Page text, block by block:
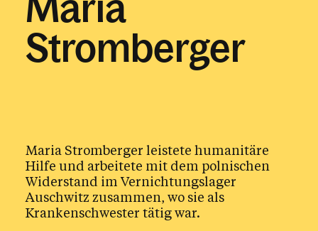
Glaube & Feste
Aktuelles
Kalender
Stromberger
Maria Stromberger leistete humanitäre
Hilfe und arbeitete mit dem polnischen
Widerstand im Vernichtungslager
Auschwitz zusammen, wo sie als
Krankenschwester tätig war.